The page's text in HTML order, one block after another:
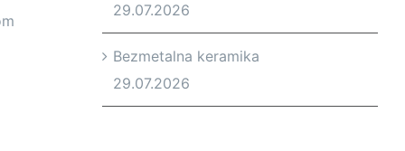
29.07.2026
Bezmetalna keramika
29.07.2026